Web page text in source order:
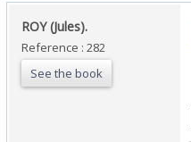
‎ROY (Jules).‎
Reference : 282
See the book